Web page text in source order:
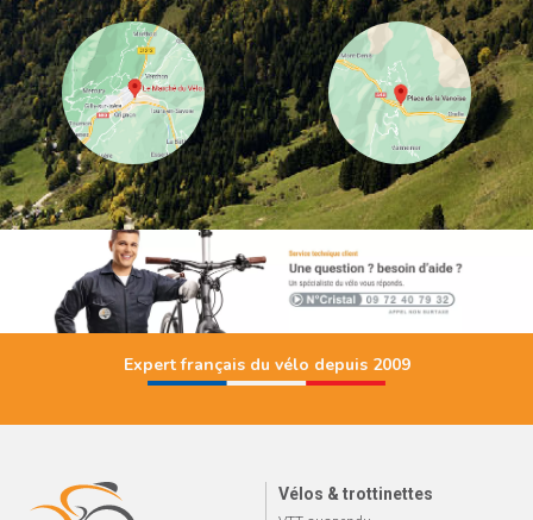
Expert français du vélo depuis 2009
Vélos & trottinettes